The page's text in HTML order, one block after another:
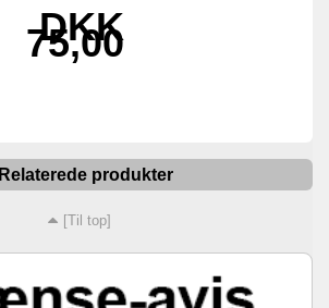
DKK
75,00
Relaterede produkter
[Til top]